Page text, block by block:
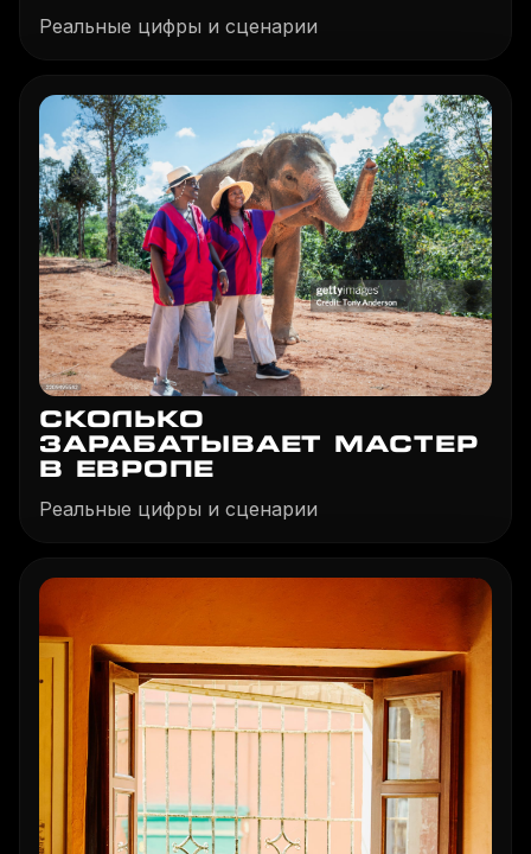
Реальные цифры и сценарии
СКОЛЬКО
ЗАРАБАТЫВАЕТ МАСТЕР
В ЕВРОПЕ
Реальные цифры и сценарии